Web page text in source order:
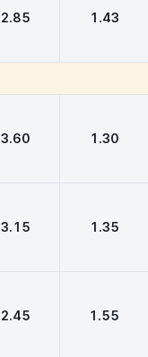
2.85 1.43
3.60 1.30
3.15 1.35
2.45 1.55